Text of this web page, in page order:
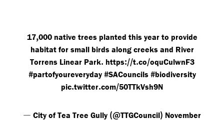
17,000 native trees planted this year to provide
habitat for small birds along creeks and River
Torrens Linear Park. https://t.co/oquCulwnF3
#partofyoureveryday #SACouncils #biodiversity
pic.twitter.com/50TTkVsh9N
— City of Tea Tree Gully (@TTGCouncil) November